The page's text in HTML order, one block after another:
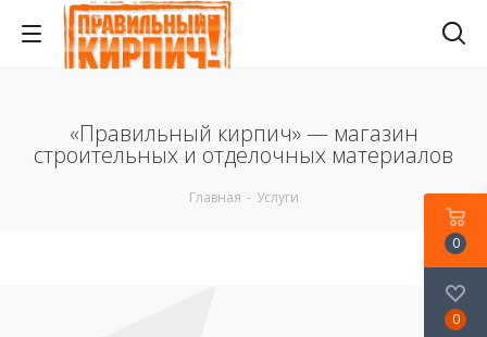
«Правильный кирпич» — магазин
строительных и отделочных материалов
Главная - Услуги
0
0